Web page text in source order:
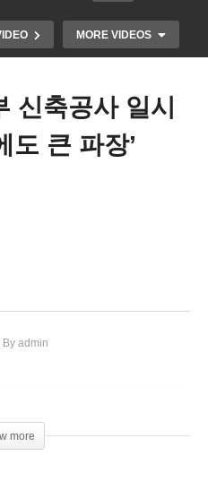
MORE VIDEOS
신축공사 일시
도 큰 파장’
By admin
more